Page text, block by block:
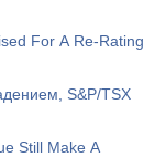
For A Re-Rating
Still Make A